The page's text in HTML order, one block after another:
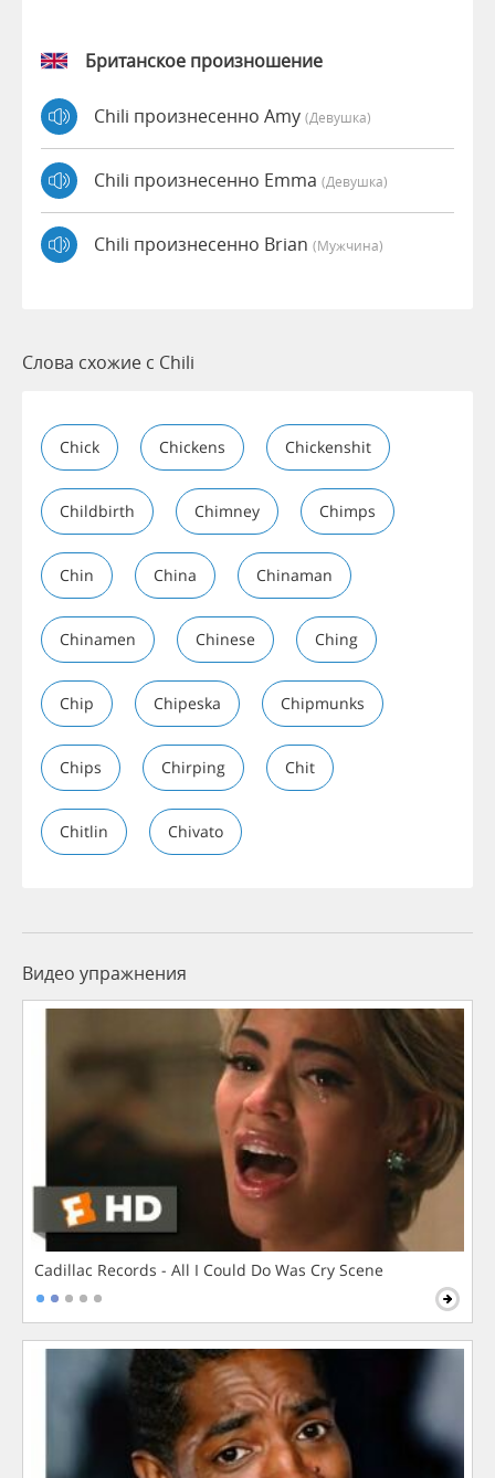
Британское произношение
Chili произнесенно Amy (девушка)
Chili произнесенно Emma (девушка)
Chili произнесенно Brian (мужчина)
Слова схожие с Chili
Chick Chickens Chickenshit
Childbirth Chimney Chimps
Chin China Chinaman
Chinamen Chinese Ching
Chip Chipeska Chipmunks
Chips Chirping Chit
Chitlin Chivato
Видео упражнения
Cadillac Records - All I Could Do Was Cry Scene